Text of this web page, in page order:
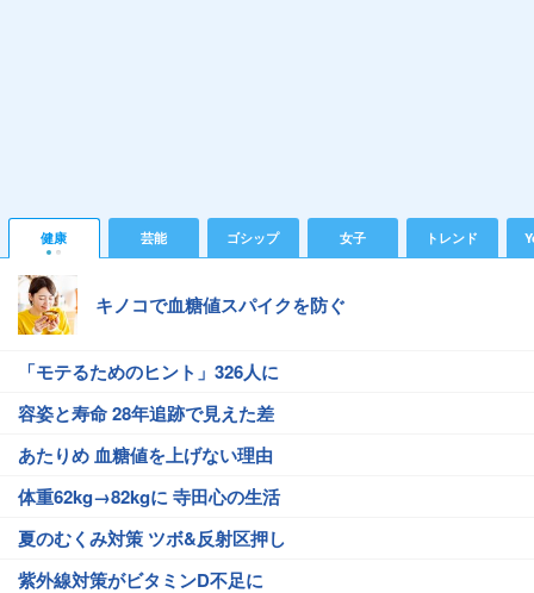
健康 芸能 ゴシップ 女子 トレンド
キノコで血糖値スパイクを防ぐ
「モテるためのヒント」326人に
容姿と寿命 28年追跡で見えた差
あたりめ 血糖値を上げない理由
体重62kg→82kgに 寺田心の生活
夏のむくみ対策 ツボ&反射区押し
紫外線対策がビタミンD不足に